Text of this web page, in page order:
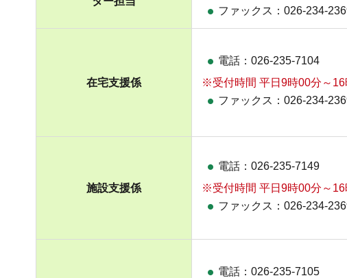
ファックス：026-234-
在宅支援係
電話：026-235-7104
※受付時間 平日9時00分～16
ファックス：026-234-
施設支援係
電話：026-235-7149
※受付時間 平日9時00分～16
ファックス：026-234-
電話：026-235-7105